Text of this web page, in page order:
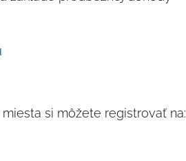
si môžete registrovať na: